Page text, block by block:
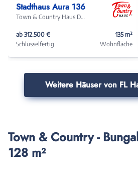
Stadthaus Aura 136
Town & Country Haus Deutschland
ab 312.500 €
Schlüsselfertig
135 m²
Wohnfläche
Weitere Häuser von FL
Town & Country -
128 m²